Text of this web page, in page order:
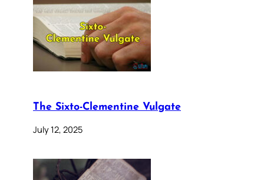
The Sixto-Clementine Vulgate
July 12, 2025